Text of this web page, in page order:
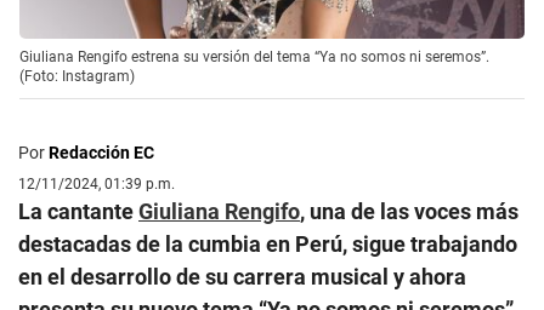
Giuliana Rengifo estrena su versión del tema “Ya no somos ni seremos”.
(Foto: Instagram)
PorRedacción EC
12/11/2024, 01:39 p.m.
La cantanteGiuliana Rengifo, una de las voces más
destacadas de la cumbia en Perú, sigue trabajando
en el desarrollo de su carrera musical y ahora